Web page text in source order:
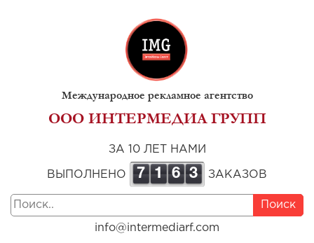
Международное рекламное агентство
ООО ИНТЕРМЕДИА ГРУПП
ЗА 10 ЛЕТ НАМИ
ВЫПОЛНЕНО 7 1 6 3 ЗАКАЗОВ
Поиск
info@intermediarf.com